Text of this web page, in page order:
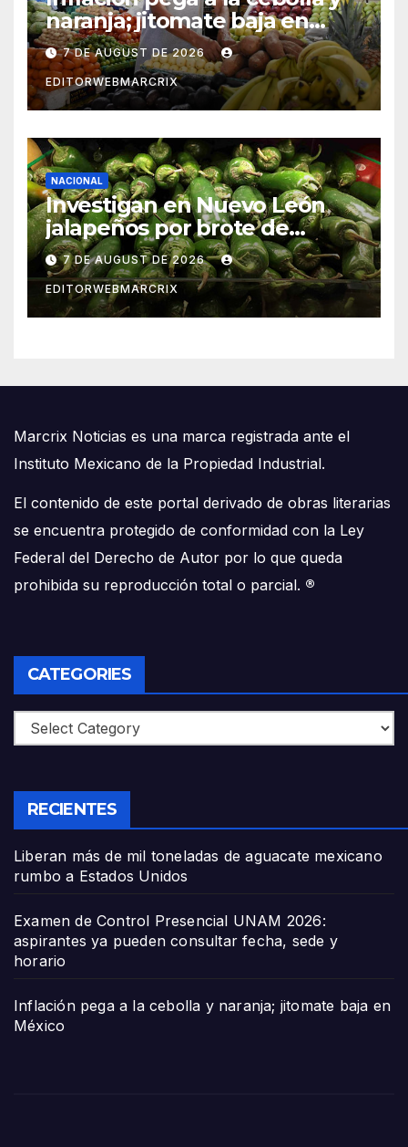
naranja; jitomate baja en
México
7 DE AUGUST DE 2026
EDITORWEBMARCRIX
NACIONAL
Investigan en Nuevo León
jalapeños por brote de
salmonela en Estados Unidos
7 DE AUGUST DE 2026
EDITORWEBMARCRIX
Marcrix Noticias es una marca registrada ante el
Instituto Mexicano de la Propiedad Industrial.
El contenido de este portal derivado de obras literarias
se encuentra protegido de conformidad con la Ley
Federal del Derecho de Autor por lo que queda
prohibida su reproducción total o parcial. ®
CATEGORIES
Categories
RECIENTES
Liberan más de mil toneladas de aguacate mexicano
rumbo a Estados Unidos
Examen de Control Presencial UNAM 2026:
aspirantes ya pueden consultar fecha, sede y
horario
Inflación pega a la cebolla y naranja; jitomate baja en
México